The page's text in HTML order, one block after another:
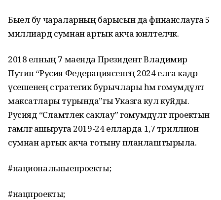
Быел бу чараларның барысын да финанслауга 5
миллиард сумнан артык акча юнәлтеләчәк.
2018 елның 7 маенда Президент Владимир
Путин “Русия Федерациясенең 2024 елга кадәр
үсешенең стратегик бурычлары һәм гомумдәүләт
максатлары турында”гы Указга кул куйды.
Русиядә “Сәламәтлек саклау” гомумдәүләт проектын
гамәлгә ашыруга 2019-24 елларда 1,7 триллион
сумнан артык акча тотыну планлаштырыла.
#национальныепроекты;
#нацпроекты;